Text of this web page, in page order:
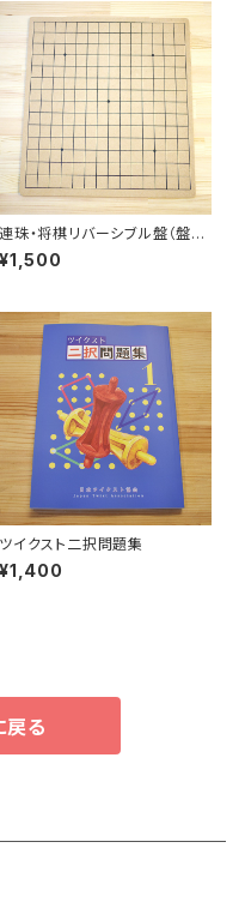
連珠・将棋リバーシブル盤（盤の
み）
¥1,500
ツイクスト二択問題集
¥1,400
戻る